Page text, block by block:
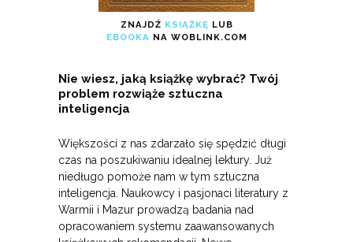
ZNAJDŹ KSIĄŻKĘ LUB
EBOOKA NA WOBLINK.COM
Nie wiesz, jaką książkę wybrać? Twój
problem rozwiąże sztuczna
inteligencja
Większości z nas zdarzało się spędzić długi
czas na poszukiwaniu idealnej lektury. Już
niedługo pomoże nam w tym sztuczna
inteligencja. Naukowcy i pasjonaci literatury z
Warmii i Mazur prowadzą badania nad
opracowaniem systemu zaawansowanych